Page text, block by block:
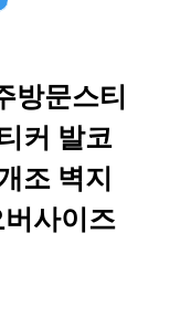
방문스티
커 발코
조 벽지
사이즈